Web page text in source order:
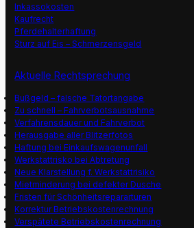
Inkassokosten
Kaufrecht
Pferdehalterhaftung
Sturz auf Eis – Schmerzensgeld
Aktuelle Rechtsprechung
Bußgeld – falsche Tatortangabe
Zu schnell – Fahrverbotsausnahme
Verfahrensdauer und Fahrverbot
Herausgabe aller Blitzerfotos
Haftung bei Einkaufswagenunfall
Werkstattrisko bei Abtretung
Neue Klarstellung f. Werkstattrisiko
Mietminderung bei defekter Dusche
Fristen für Schönheitsrepararturen
Korrektur Betriebskostenrechnung
Verspätete Betriebskostenrechnung